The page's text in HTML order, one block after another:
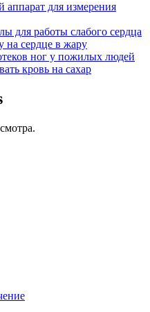
аппарат для измерения
для работы слабого сердца
на сердце в жару
ног у пожилых людей
кровь на сахар